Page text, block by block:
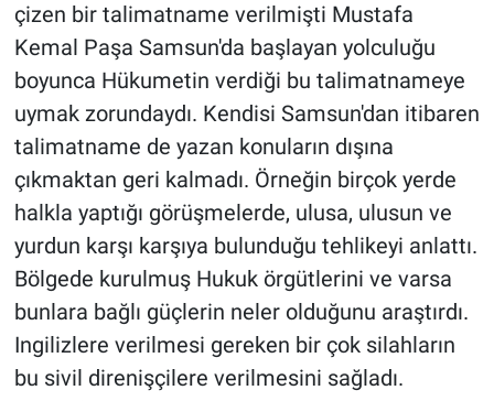
çizen bir talimatname verilmişti Mustafa
Kemal Paşa Samsun'da başlayan yolculuğu
boyunca Hükumetin verdiği bu talimatnameye
uymak zorundaydı. Kendisi Samsun'dan itibaren
talimatname de yazan konuların dışına
çıkmaktan geri kalmadı. Örneğin birçok yerde
halkla yaptığı görüşmelerde, ulusa, ulusun ve
yurdun karşı karşıya bulunduğu tehlikeyi anlattı.
Bölgede kurulmuş Hukuk örgütlerini ve varsa
bunlara bağlı güçlerin neler olduğunu araştırdı.
Ingilizlere verilmesi gereken bir çok silahların
bu sivil direnişçilere verilmesini sağladı.